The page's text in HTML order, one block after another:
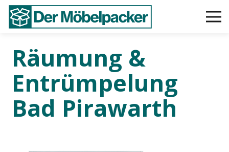
Räumung &
Entrümpelung
Bad Pirawarth